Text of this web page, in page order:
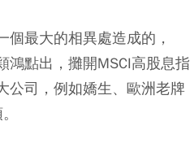
最大的相異處造成的，
鴻點出，攤開MSCI高股息指
公司，例如嬌生、歐洲老牌